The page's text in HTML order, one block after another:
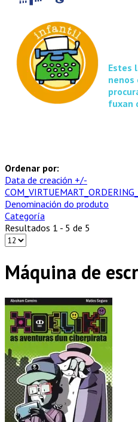
Estes
nenos
fuxan
Ordenar por:
Data de creación +/-
Denominación do produto
Categoría
Resultados 1 - 5 de 5
Máquina de